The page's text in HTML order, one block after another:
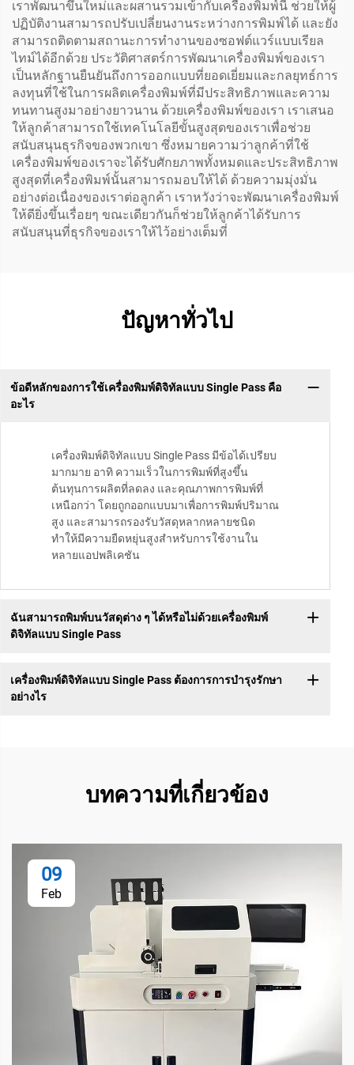
เราพัฒนาขึ้นใหม่และผสานรวมเข้ากับเครื่องพิมพ์นี้ ช่วยให้ผู้
ปฏิบัติงานสามารถปรับเปลี่ยนงานระหว่างการพิมพ์ได้ และยัง
สามารถติดตามสถานะการทำงานของซอฟต์แวร์แบบเรียล
ไทม์ได้อีกด้วย ประวัติศาสตร์การพัฒนาเครื่องพิมพ์ของเรา
เป็นหลักฐานยืนยันถึงการออกแบบที่ยอดเยี่ยมและกลยุทธ์การ
ลงทุนที่ใช้ในการผลิตเครื่องพิมพ์ที่มีประสิทธิภาพและความ
ทนทานสูงมาอย่างยาวนาน ด้วยเครื่องพิมพ์ของเรา เราเสนอ
ให้ลูกค้าสามารถใช้เทคโนโลยีขั้นสูงสุดของเราเพื่อช่วย
สนับสนุนธุรกิจของพวกเขา ซึ่งหมายความว่าลูกค้าที่ใช้
เครื่องพิมพ์ของเราจะได้รับศักยภาพทั้งหมดและประสิทธิภาพ
สูงสุดที่เครื่องพิมพ์นั้นสามารถมอบให้ได้ ด้วยความมุ่งมั่น
อย่างต่อเนื่องของเราต่อลูกค้า เราหวังว่าจะพัฒนาเครื่องพิมพ์
ให้ดียิ่งขึ้นเรื่อยๆ ขณะเดียวกันก็ช่วยให้ลูกค้าได้รับการ
สนับสนุนที่ธุรกิจของเราให้ไว้อย่างเต็มที่
ปัญหาทั่วไป
ข้อดีหลักของการใช้เครื่องพิมพ์ดิจิทัลแบบ Single Pass คือ
อะไร
เครื่องพิมพ์ดิจิทัลแบบ Single Pass มีข้อได้เปรียบ
มากมาย อาทิ ความเร็วในการพิมพ์ที่สูงขึ้น
ต้นทุนการผลิตที่ลดลง และคุณภาพการพิมพ์ที่
เหนือกว่า โดยถูกออกแบบมาเพื่อการพิมพ์ปริมาณ
สูง และสามารถรองรับวัสดุหลากหลายชนิด
ทำให้มีความยืดหยุ่นสูงสำหรับการใช้งานใน
หลายแอปพลิเคชัน
ฉันสามารถพิมพ์บนวัสดุต่าง ๆ ได้หรือไม่ด้วยเครื่องพิมพ์
ดิจิทัลแบบ Single Pass
เครื่องพิมพ์ดิจิทัลแบบ Single Pass ต้องการการบำรุงรักษา
อย่างไร
บทความที่เกี่ยวข้อง
09
Feb